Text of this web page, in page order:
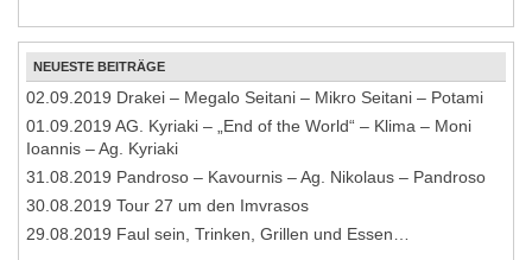
NEUESTE BEITRÄGE
02.09.2019 Drakei – Megalo Seitani – Mikro Seitani – Potami
01.09.2019 AG. Kyriaki – „End of the World“ – Klima – Moni
Ioannis – Ag. Kyriaki
31.08.2019 Pandroso – Kavournis – Ag. Nikolaus – Pandroso
30.08.2019 Tour 27 um den Imvrasos
29.08.2019 Faul sein, Trinken, Grillen und Essen…